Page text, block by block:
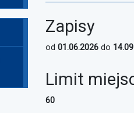
Zapisy
od 01.06.2026 do
Limit
60